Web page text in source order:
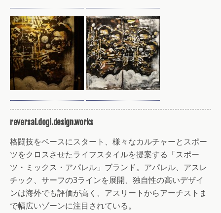
reversal.dogi.design.works
格闘技をベースにスタート、様々なカルチャーとスポー
ツをクロスさせたライフスタイルを提案する「スポー
ツ・ミックス・アパレル」ブランド。アパレル、アスレ
チック、サーフの3ラインを展開、独自性の高いデザイ
ンは海外でも評価が高く、アスリートからアーチストま
で幅広いゾーンに注目されている。